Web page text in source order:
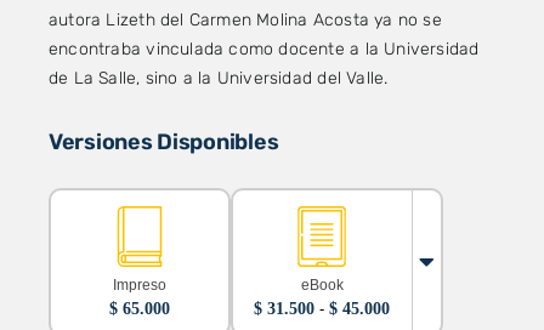
autora Lizeth del Carmen Molina Acosta ya no se
encontraba vinculada como docente a la Universidad
de La Salle, sino a la Universidad del Valle.
Versiones Disponibles
Impreso
$65.000
eBook
$ 31.500 - $ 45.000Rango